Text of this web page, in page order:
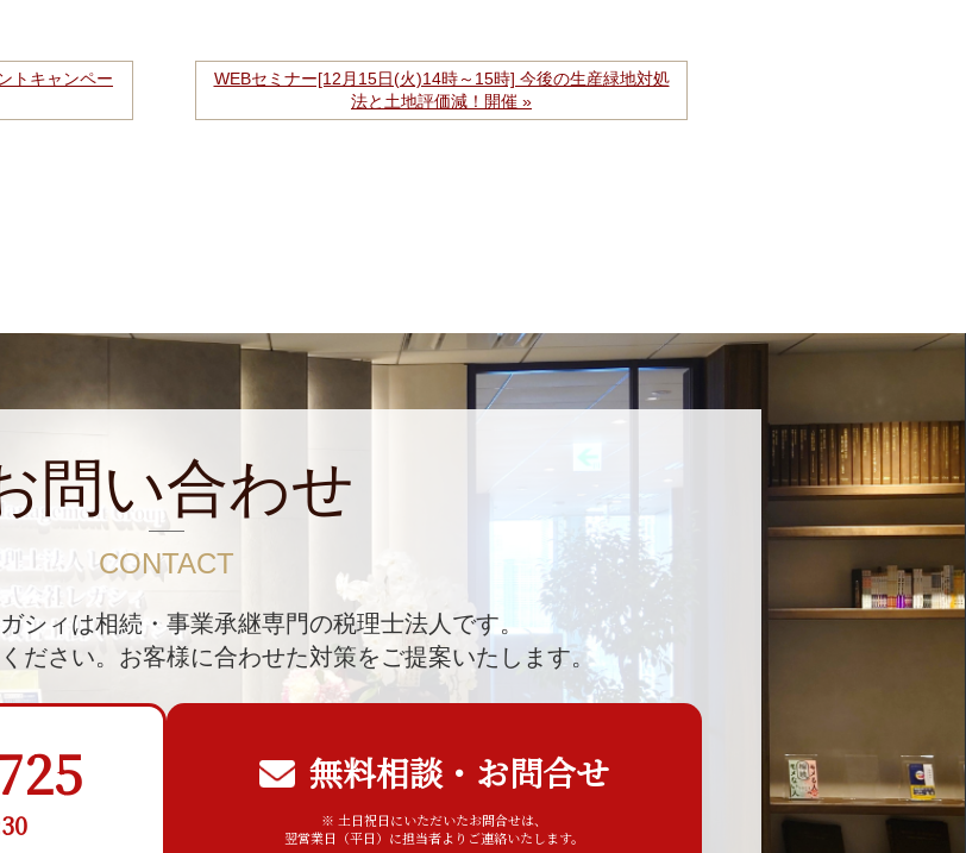
トキャンペー
WEBセミナー[12月15日(火)14時～15時] 今後の生産緑地対処
法と土地評価減！開催 »
問い合わせ
CONTACT
シィは相続・事業承継専門の税理士法人です。
ださい。 お客様に合わせた対策をご提案いたします。
無料相談・お問合せ
※ 土日祝日にいただいたお問合せは、
翌営業日（平日）に担当者よりご連絡いたします。